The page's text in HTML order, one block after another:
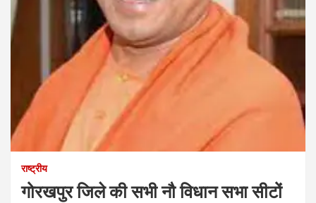
राष्ट्रीय
गोरखपुर ज‍िले की सभी नौ व‍िधान सभा सीटों